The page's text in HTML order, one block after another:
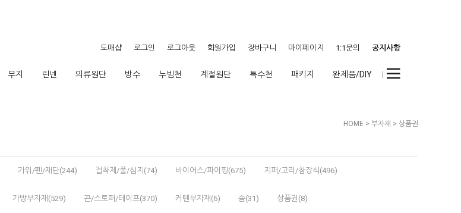
도매샵 로그인 로그아웃 회원가입 장바구니 마이페이지 1:1문의 공지사항
무지 린넨 의류원단 방수 누빔천 계절원단 특수천 패키지 완제품/DIY
HOME > 부자재 > 상품권
가위/펜/재단(244) 접착제/풀/심지(74) 바이어스/파이핑(675) 지퍼/고리/참장식(496)
가방부자재(529) 끈/스토퍼/테이프(370) 커텐부자재(6) 솜(31) 상품권(8)